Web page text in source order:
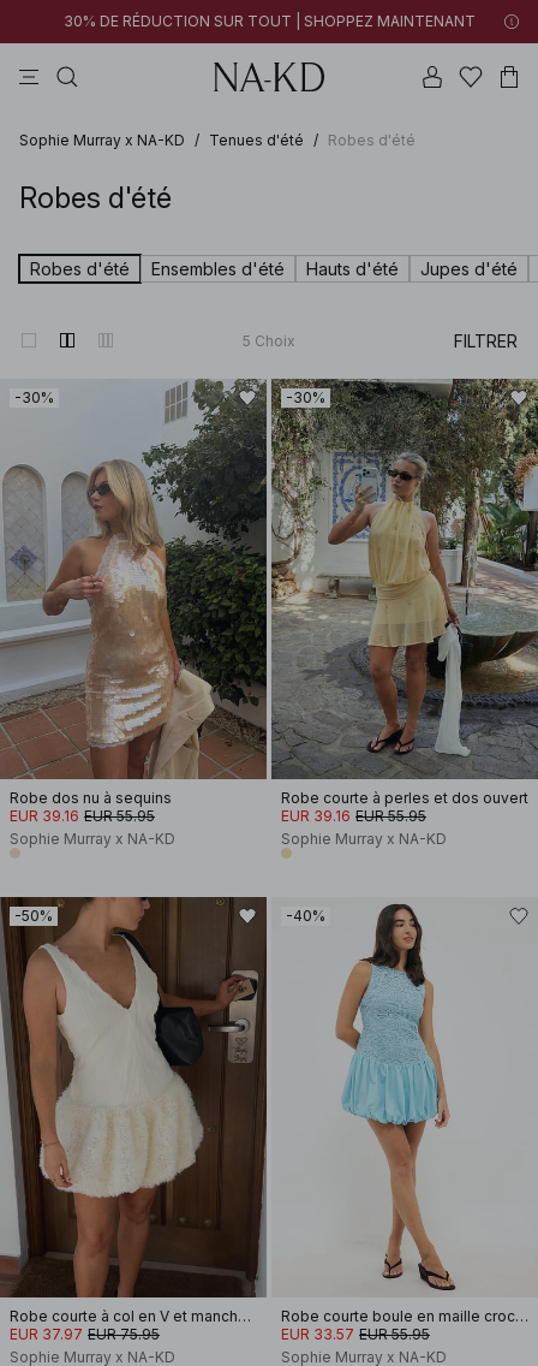
30% DE RÉDUCTION SUR TOUT | SHOPPEZ MAINTENANT
Sophie Murray x NA-KD / Tenues d'été / Robes d'été
Robes d'été
Robes d'été Ensembles d'été Hauts d'été Jupes d'été
5 Choix FILTRER
-30%
Robe dos nu à sequins
EUR 39.16 EUR 55.95
Sophie Murray x NA-KD
-30%
Robe courte à perles et dos ouvert
EUR 39.16 EUR 55.95
Sophie Murray x NA-KD
-50%
Robe courte à col en V et manches bouffantes
EUR 37.97 EUR 75.95
Sophie Murray x NA-KD
-40%
Robe courte boule en maille crochée
EUR 33.57 EUR 55.95
Sophie Murray x NA-KD